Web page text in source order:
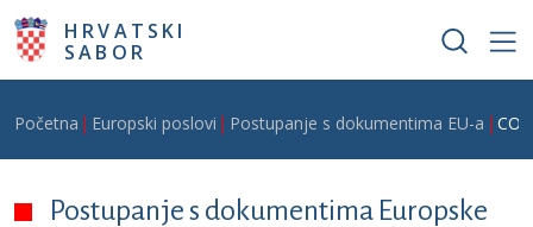
Skoči na glavni sadržaj
HRVATSKI
SABOR
Breadcrumb
Početna Europski poslovi Postupanje s dokumentima EU-a
Postupanje s dokumentima Europske